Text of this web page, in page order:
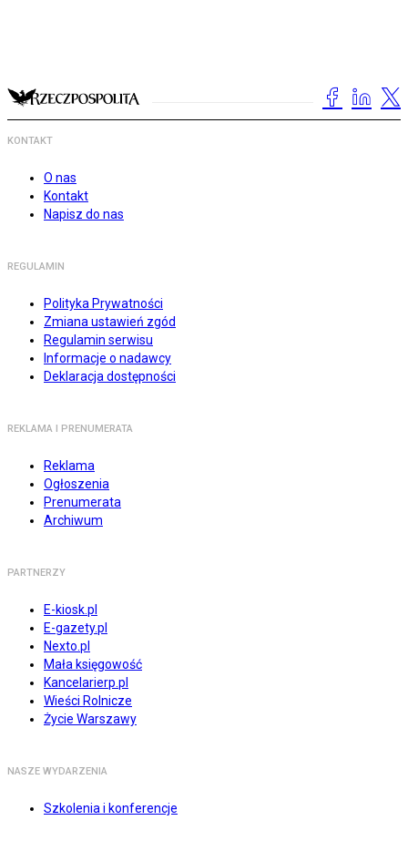
KONTAKT
O nas
Kontakt
Napisz do nas
REGULAMIN
Polityka Prywatności
Zmiana ustawień zgód
Regulamin serwisu
Informacje o nadawcy
Deklaracja dostępności
REKLAMA I PRENUMERATA
Reklama
Ogłoszenia
Prenumerata
Archiwum
PARTNERZY
E-kiosk.pl
E-gazety.pl
Nexto.pl
Mała księgowość
Kancelarierp.pl
Wieści Rolnicze
Życie Warszawy
NASZE WYDARZENIA
Szkolenia i konferencje